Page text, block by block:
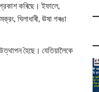
কৰিছে। ইফালে,
ঘিলাধাৰী, ঊষা গৰঙা
হৈছে। যেতিয়ালৈকে